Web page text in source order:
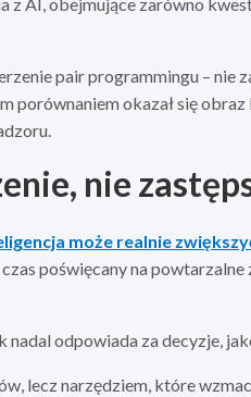
pair programmingu – nie
porównaniem okazał się
nie
może realnie
poświęcany na powtarzalne
odpowiada za decyzje,
lecz narzędziem, które